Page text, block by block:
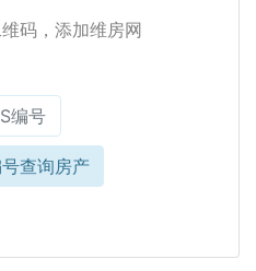
码，添加维房网
查询房产